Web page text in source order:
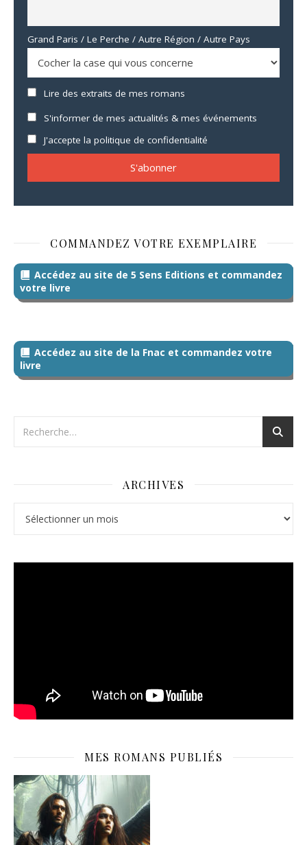
Grand Paris / Le Perche / Autre Région / Autre Pays
Lire des extraits de mes romans
S'informer de mes actualités & mes événements
J'accepte la politique de confidentialité
COMMANDEZ VOTRE EXEMPLAIRE
Accédez au site de 5 Sens Editions et commandez
votre livre
Accédez au site de la Fnac et commandez votre
livre
ARCHIVES
MES ROMANS PUBLIÉS